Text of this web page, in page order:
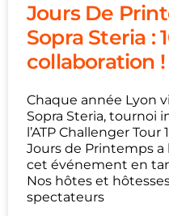
Jours De
Sopra Steria :
collaboration !
Chaque année Lyon
Sopra Steria, tournoi
l’ATP Challenger
Jours de Printemps a
cet événement en
Nos hôtes et
spectateurs